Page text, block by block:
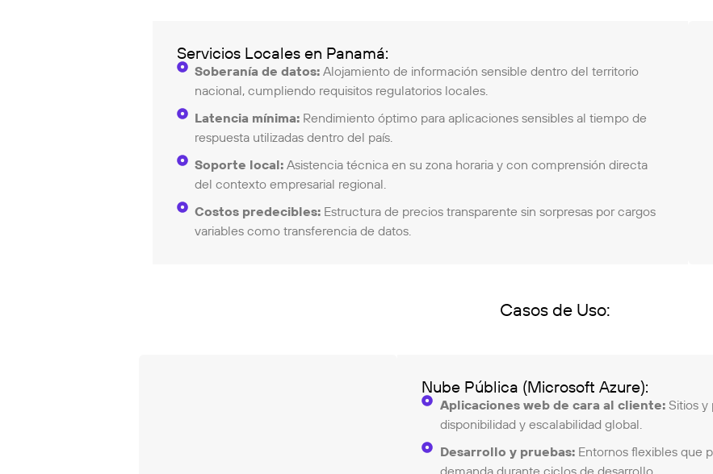
Servicios Locales en Panamá:
Soberanía de datos: Alojamiento de información sensible dentro del territorio
nacional, cumpliendo requisitos regulatorios locales.
Latencia mínima: Rendimiento óptimo para aplicaciones sensibles al tiempo de
respuesta utilizadas dentro del país.
Soporte local: Asistencia técnica en su zona horaria y con comprensión directa
del contexto empresarial regional.
Costos predecibles: Estructura de precios transparente sin sorpresas por cargos
variables como transferencia de datos.
Casos de Uso:
Nube Pública (Microsoft Azure):
Aplicaciones web de cara al cliente:Sitios y
disponibilidad y escalabilidad global.
Desarrollo y pruebas:Entornos flexibles que
demanda durante ciclos de desarrollo.